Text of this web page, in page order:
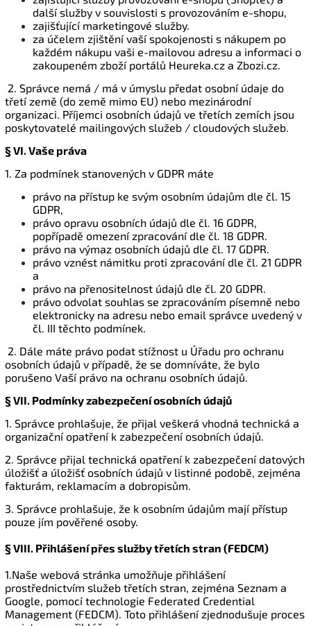
další služby v souvislosti s provozováním e-shopu,
zajišťující marketingové služby.
za účelem zjištění vaší spokojenosti s nákupem po
každém nákupu vaši e-mailovou adresu a informaci o
zakoupeném zboží portálů Heureka.cz a Zbozi.cz.
2. Správce nemá / má v úmyslu předat osobní údaje do
třetí země (do země mimo EU) nebo mezinárodní
organizaci. Příjemci osobních údajů ve třetích zemích jsou
poskytovatelé mailingových služeb / cloudových služeb.
§ VI. Vaše práva
1. Za podmínek stanovených v GDPR máte
právo na přístup ke svým osobním údajům dle čl. 15
GDPR,
právo opravu osobních údajů dle čl. 16 GDPR,
popřípadě omezení zpracování dle čl. 18 GDPR.
právo na výmaz osobních údajů dle čl. 17 GDPR.
právo vznést námitku proti zpracování dle čl. 21 GDPR
a
právo na přenositelnost údajů dle čl. 20 GDPR.
právo odvolat souhlas se zpracováním písemně nebo
elektronicky na adresu nebo email správce uvedený v
čl. III těchto podmínek.
2. Dále máte právo podat stížnost u Úřadu pro ochranu
osobních údajů v případě, že se domníváte, že bylo
porušeno Vaší právo na ochranu osobních údajů.
§ VII. Podmínky zabezpečení osobních údajů
1. Správce prohlašuje, že přijal veškerá vhodná technická a
organizační opatření k zabezpečení osobních údajů.
2. Správce přijal technická opatření k zabezpečení datových
úložišť a úložišť osobních údajů v listinné podobě, zejména
fakturám, reklamacím a dobropisům.
3. Správce prohlašuje, že k osobním údajům mají přístup
pouze jím pověřené osoby.
§ VIII. Přihlášení přes služby třetích stran (FEDCM)
1.Naše webová stránka umožňuje přihlášení
prostřednictvím služeb třetích stran, zejména Seznam a
Google, pomocí technologie Federated Credential
Management (FEDCM). Toto přihlášení zjednodušuje proces